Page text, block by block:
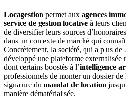
Locagestion permet aux agences
service de gestion locative à leurs
de diversifier leurs sources
dans un contexte de marché qui
Concrètement, la société, qui a plus de
développé une plateforme externalisée
dont certains boostés à l’intelligence
professionnels de monter un dossier
signature du mandat de location
manière dématérialisée.